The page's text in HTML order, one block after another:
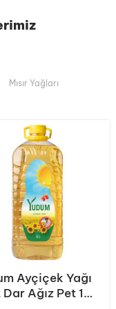
Mısır Yağları
Ayçiçek Yağı
Ağız Pet 1